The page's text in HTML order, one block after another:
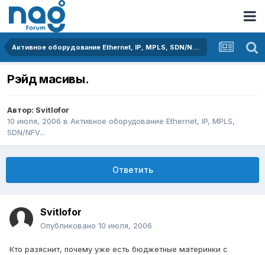
Активное оборудование Ethernet, IP, MPLS, SDN/NFV...
Рэйд масивы.
Автор: Svitlofor
10 июля, 2006 в Активное оборудование Ethernet, IP, MPLS,
SDN/NFV...
Ответить
Svitlofor
Опубликовано 10 июля, 2006
Кто разяснит, почему уже есть бюджетные материнки с